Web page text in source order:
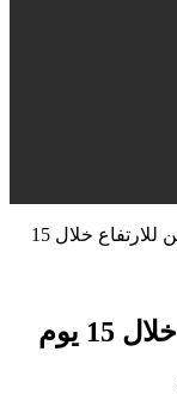
توقع انطلاق البيتكوين للارتفاع خلال 15
يوم